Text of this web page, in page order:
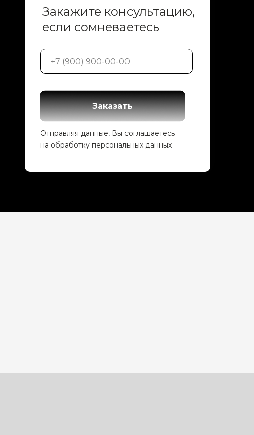
Отправляя данные, Вы соглашаетесь
на обработку персональных данных
Закажите консультацию,
если сомневаетесь
Заказать